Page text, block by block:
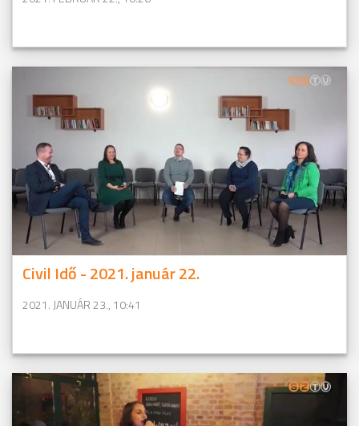
Civil Idő - 2021. január 22.
2021. JANUÁR 23., 10:41